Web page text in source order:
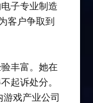
子专业制造
客户争取到
丰富。她在
起诉处分。
戏产业公司